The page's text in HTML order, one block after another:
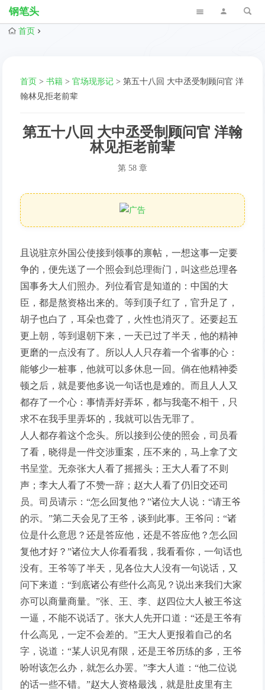
钢笔头
首页
首页 >书籍 >官场现形记 >第五十八回 大中丞受制顾问官 洋
翰林见拒老前辈
第五十八回 大中丞受制顾问官 洋翰
林见拒老前辈
第 58 章
且说驻京外国公使接到领事的禀帖，一想这事一定要
争的，便先送了一个照会到总理衙门，叫这些总理各
国事务大人们照办。列位看官是知道的：中国的大
臣，都是熬资格出来的。等到顶子红了，官升足了，
胡子也白了，耳朵也聋了，火性也消灭了。还要起五
更上朝，等到退朝下来，一天已过了半天，他的精神
更磨的一点没有了。所以人人只存着一个省事的心：
能够少一桩事，他就可以多休息一回。倘在他精神委
顿之后，就是要他多说一句话也是难的。而且人人又
都存了一个心：事情弄好弄坏，都与我毫不相干，只
求不在我手里弄坏的，我就可以告无罪了。
人人都存着这个念头。所以接到公使的照会，司员看
了看，晓得是一件交涉重案，压不来的，马上拿了文
书呈堂。无奈张大人看了摇摇头；王大人看了不则
声；李大人看了不赞一辞；赵大人看了仍旧交还司
员。司员请示：“怎么回复他？”诸位大人说：“请王爷
的示。”第二天会见了王爷，谈到此事。王爷问：“诸
位是什么意思？还是答应他，还是不答应他？怎么回
复他才好？”诸位大人你看看我，我看看你，一句话也
没有。王爷等了半天，见各位大人没有一句说话，又
问下来道：“到底诸公有些什么高见？说出来我们大家
亦可以商量商量。”张、王、李、赵四位大人被王爷这
一逼，不能不说话了。张大人先开口道：“还是王爷有
什么高见，一定不会差的。”王大人更报着自己的名
字，说道：“某人识见有限，还是王爷历练的多，王爷
吩咐该怎么办，就怎么办罢。”李大人道：“他二位说
的话一些不错。”赵大人资格最浅，就是肚皮里有主